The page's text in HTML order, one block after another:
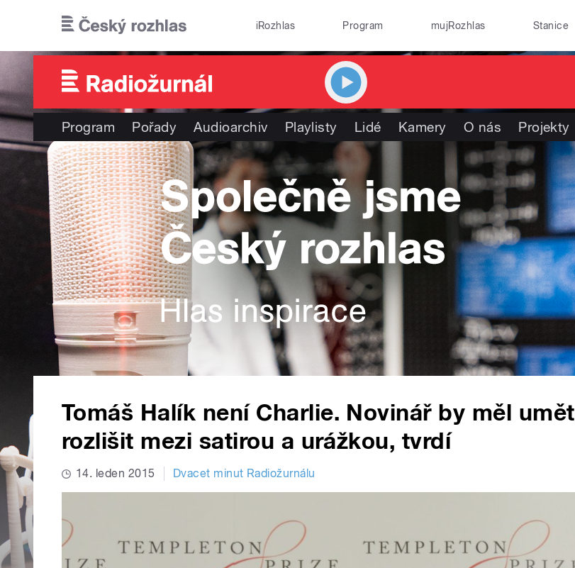
iRozhlas Program mujRozhlas Stanice
Program Pořady Audioarchiv Playlisty Lidé Kamery O nás Projekty
Tomáš Halík není Charlie. Novinář by měl umět
rozlišit mezi satirou a urážkou, tvrdí
14. leden 2015 Dvacet minut Radiožurnálu